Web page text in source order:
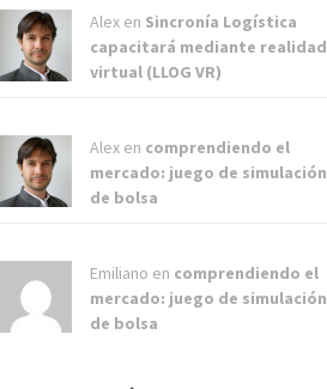
Alex en Sincronía Logística
capacitará mediante realidad
virtual (LLOG VR)
Alex en comprendiendo el
mercado: juego de simulación
de bolsa
Emiliano en comprendiendo el
mercado: juego de simulación
de bolsa